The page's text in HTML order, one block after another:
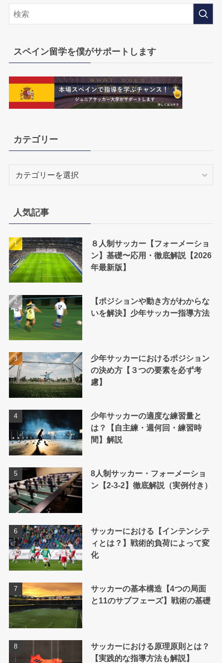
スペイン留学を僕がサポートします
カテゴリー
ー
人気記事
８人制サッカー【フォーメーショ
ン】基礎〜応用・徹底解説【2026
年最新版】
【ポジションや動き方がわからな
いを解決】少年サッカー指導方法
少年サッカーにおけるポジション
の決め方【３つの要素を必ず考
慮】
少年サッカーの適度な練習量と
は？【自主練・週何回・練習時
間】解説
8人制サッカー・フォーメーショ
ン【2-3-2】徹底解説（実例付き）
サッカーにおける【インテンシテ
ィとは？】戦術的負荷によって変
化
サッカーの基本構造【4つの局面
と11のサブフェーズ】戦術の基礎
サッカーにおける原理原則とは？
【実践的な指導方法も解説】